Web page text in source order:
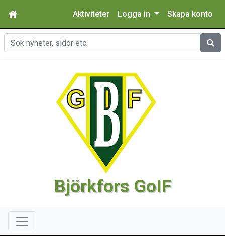
Aktiviteter Logga in Skapa konto
Sök
Björkfors GoIF